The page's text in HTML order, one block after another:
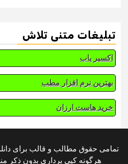
تبلیغات متنی تلاش
اکسیر یاب
بهترین نرم افزار مطب
خرید هاست ارزان
تمامی حقوق مطالب و قالب برای
هرگونه کپی برداری بدون ذکر